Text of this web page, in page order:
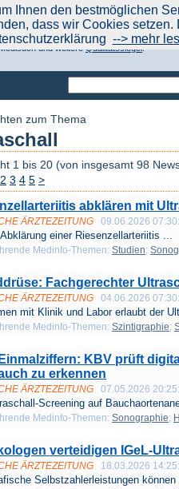
Aktuelle Nachrichten|
Finden Sie schon?
für Gesundheitsthemen
und weitereQualitätssiegel.
zum Thema
1 bis 20 (von insgesamt 98
2 3 4 5 >
abklären mit
ÄRZTEZEITUNG 09.06.2026
einer Riesenzellarteriitis ...
Medinfo-Themen: Studien;
Fachgerechter
ÄRZTEZEITUNG 04.06.2026
mit Klinik und Labor erlaubt der
Medinfo-Themen: Szintigraphie;
KBV prüft
zu erkennen
ÄRZTEZEITUNG 07.05.2026
Screening auf
Medinfo-Themen: Sonographie;
verteidigen IGeL-
ÄRZTEZEITUNG 18.03.2026
Selbstzahlerleistungen
Ihnen den bestmöglichen
dass wir Cookies
--> mehr